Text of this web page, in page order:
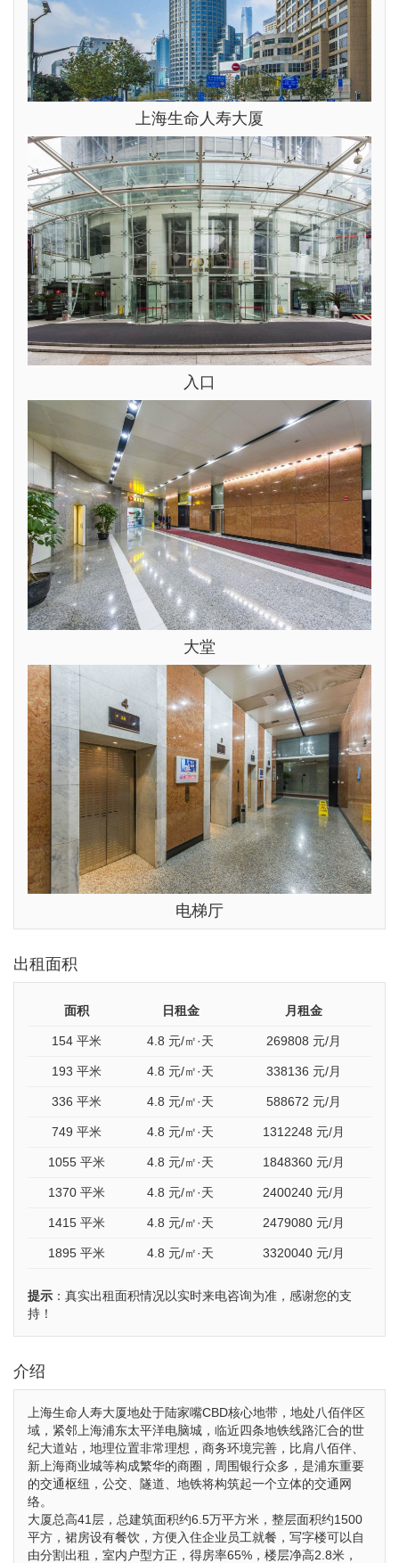
上海生命人寿大厦
入口
大堂
电梯厅
出租面积
面积 日租金 月租金
154 平米 4.8 元/㎡·天 269808 元/月
193 平米 4.8 元/㎡·天 338136 元/月
336 平米 4.8 元/㎡·天 588672 元/月
749 平米 4.8 元/㎡·天 1312248 元/月
1055 平米 4.8 元/㎡·天 1848360 元/月
1370 平米 4.8 元/㎡·天 2400240 元/月
1415 平米 4.8 元/㎡·天 2479080 元/月
1895 平米 4.8 元/㎡·天 3320040 元/月
提示 ：真实出租面积情况以实时来电咨询为准，感谢您的支
持！
介绍
上海生命人寿大厦地处于陆家嘴CBD核心地带，地处八佰伴区
域，紧邻上海浦东太平洋电脑城，临近四条地铁线路汇合的世
纪大道站，地理位置非常理想，商务环境完善，比肩八佰伴、
新上海商业城等构成繁华的商圈，周围银行众多，是浦东重要
的交通枢纽，公交、隧道、地铁将构筑起一个立体的交通网
络。
大厦总高41层，总建筑面积约6.5万平方米，整层面积约1500
平方，裙房设有餐饮，方便入住企业员工就餐，写字楼可以自
由分割出租，室内户型方正，得房率65%，楼层净高2.8米，